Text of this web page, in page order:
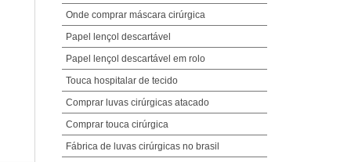
Onde comprar máscara cirúrgica
Papel lençol descartável
Papel lençol descartável em rolo
Touca hospitalar de tecido
Comprar luvas cirúrgicas atacado
Comprar touca cirúrgica
Fábrica de luvas cirúrgicas no brasil